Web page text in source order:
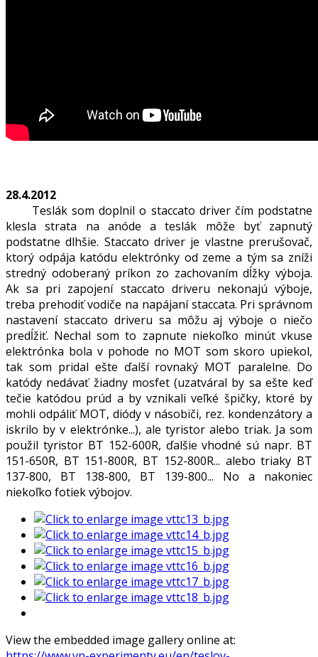
28.4.2012
Teslák som doplnil o staccato driver čím podstatne
klesla strata na anóde a teslák môže byť zapnutý
podstatne dlhšie. Staccato driver je vlastne prerušovač,
ktorý odpája katódu elektrónky od zeme a tým sa zníži
stredný odoberaný príkon zo zachovaním dĺžky výboja.
Ak sa pri zapojení staccato driveru nekonajú výboje,
treba prehodiť vodiče na napájaní staccata. Pri správnom
nastavení staccato driveru sa môžu aj výboje o niečo
predĺžiť. Nechal som to zapnute niekoľko minút vkuse
elektrónka bola v pohode no MOT som skoro upiekol,
tak som pridal ešte ďalší rovnaký MOT paralelne. Do
katódy nedávať žiadny mosfet (uzatváral by sa ešte keď
tečie katódou prúd a by vznikali veľké špičky, ktoré by
mohli odpáliť MOT, diódy v násobiči, rez. kondenzátory a
iskrilo by v elektrónke...), ale tyristor alebo triak. Ja som
použil tyristor BT 152-600R, ďalšie vhodné sú napr. BT
151-650R, BT 151-800R, BT 152-800R... alebo triaky BT
137-800, BT 138-800, BT 139-800... No a nakoniec
niekoľko fotiek výbojov.
View the embedded image gallery online at: